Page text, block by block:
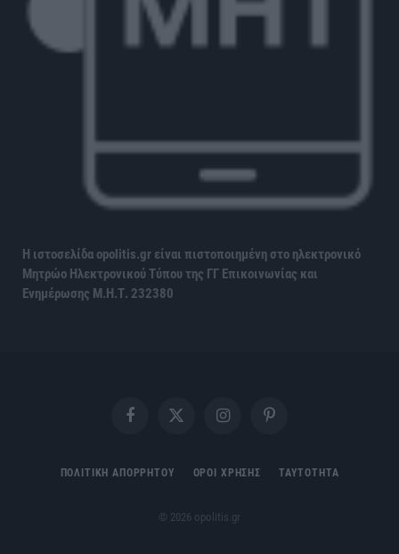
Η ιστοσελίδα opolitis.gr είναι πιστοποιημένη στο ηλεκτρονικό
Μητρώο Ηλεκτρονικού Τύπου της ΓΓ Επικοινωνίας και
Ενημέρωσης Μ.Η.Τ. 232380
FacebookX
InstagramPinterest
ΠΟΛΙΤΙΚΗ ΑΠΟΡΡΗΤΟΥ ΟΡΟΙ ΧΡΗΣΗΣ ΤΑΥΤΟΤΗΤΑ
© 2026 opolitis.gr